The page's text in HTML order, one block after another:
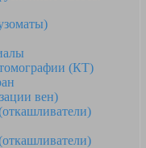
(КТ)
вен)